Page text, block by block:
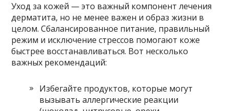
Уход за кожей — это важный компонент лечения
дерматита, но не менее важен и образ жизни в
целом. Сбалансированное питание, правильный
режим и исключение стрессов помогают коже
быстрее восстанавливаться. Вот несколько
важных рекомендаций:
Избегайте продуктов, которые могут
вызывать аллергические реакции